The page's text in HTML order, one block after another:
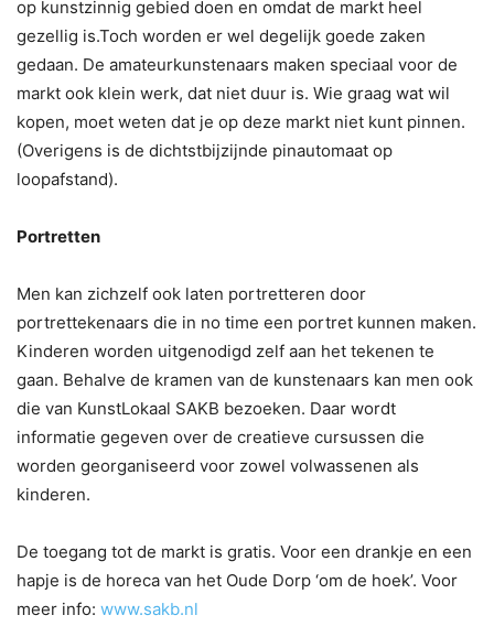
op kunstzinnig gebied doen en omdat de markt heel
gezellig is.Toch worden er wel degelijk goede zaken
gedaan. De amateurkunstenaars maken speciaal voor de
markt ook klein werk, dat niet duur is. Wie graag wat wil
kopen, moet weten dat je op deze markt niet kunt pinnen.
(Overigens is de dichtstbijzijnde pinautomaat op
loopafstand).
Portretten
Men kan zichzelf ook laten portretteren door
portrettekenaars die in no time een portret kunnen maken.
Kinderen worden uitgenodigd zelf aan het tekenen te
gaan. Behalve de kramen van de kunstenaars kan men ook
die van KunstLokaal SAKB bezoeken. Daar wordt
informatie gegeven over de creatieve cursussen die
worden georganiseerd voor zowel volwassenen als
kinderen.
De toegang tot de markt is gratis. Voor een drankje en een
hapje is de horeca van het Oude Dorp ‘om de hoek’. Voor
meer info: www.sakb.nl